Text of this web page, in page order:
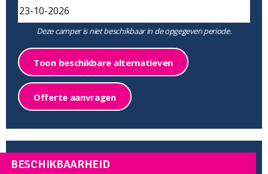
Deze camper is niet beschikbaar in de opgegeven periode.
Toon beschikbare alternatieven
Offerte aanvragen
BESCHIKBAARHEID